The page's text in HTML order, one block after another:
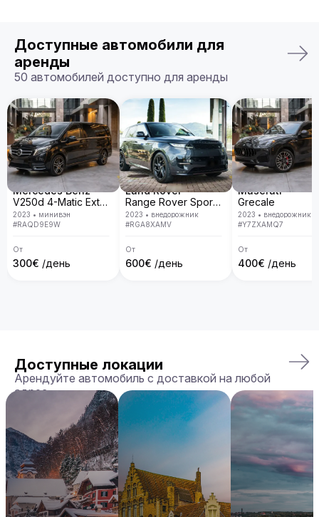
Почему именно Billion Rent?
Billion Rent предлагает аренду автомобилей премиум-
класса по всей Европе. Мы гарантируем надежный
вам и точное соответствие машины вашим ожиданиям.
Бронируйте ваш Aston Martin DB9 уже сегодня!
Доступные автомобили для
аренды
50 автомобилей доступно для аренды
Mercedes Benz
V250d 4-Matic Extra Long
2023 • минивэн
#RAQD9E9W
От
300€ /день
Land Rover
Range Rover Sport D300 R-Dynamic SE
2023 • внедорожник
#RGA8XAMV
От
600€ /день
Maserati
Grecale
2023 • внедорожник
#Y7ZXAMQ7
От
400€ /день
Доступные локации
Арендуйте автомобиль с доставкой на любой
адрес